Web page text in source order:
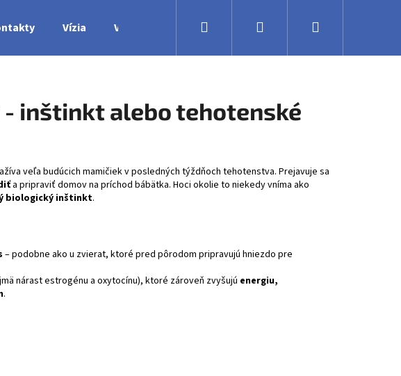
Vízia Výroba Obchodné podmienky Veľkoobchodná
Prihlásenie
inštinkt alebo tehotenské
veľa budúcich mamičiek v posledných týždňoch tehotenstva. Prejavuje sa
a pripraviť domov na príchod bábätka. Hoci okolie to niekedy vníma ako
biologický inštinkt.
– podobne ako u zvierat, ktoré pred pôrodom pripravujú hniezdo pre
nárast estrogénu a oxytocínu), ktoré zároveň zvyšujú energiu,
.